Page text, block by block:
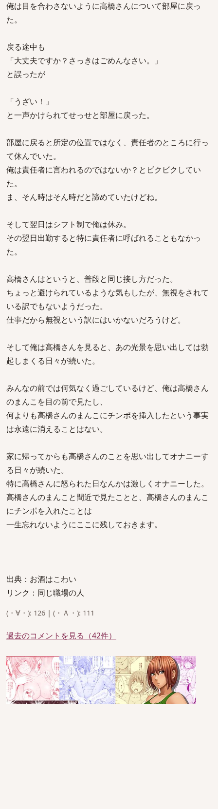
俺は目を合わさないように高橋さんについて部屋に戻っ
た。
戻る途中も
「大丈夫ですか？さっきはごめんなさい。」
と誤ったが
「うざい！」
と一声かけられてせっせと部屋に戻った。
部屋に戻ると所定の位置ではなく、責任者のところに行っ
て休んでいた。
俺は責任者に言われるのではないか？とビクビクしてい
た。
ま、そん時はそん時だと諦めていたけどね。
そして翌日はシフト制で俺は休み。
その翌日出勤すると特に責任者に呼ばれることもなかっ
た。
高橋さんはというと、普段と同じ接し方だった。
ちょっと避けられているような気もしたが、無視をされて
いる訳でもないようだった。
仕事だから無視という訳にはいかないだろうけど。
そして俺は高橋さんを見ると、あの光景を思い出しては勃
起しまくる日々が続いた。
みんなの前では何気なく過ごしているけど、俺は高橋さん
のまんこを目の前で見たし、
何よりも高橋さんのまんこにチンポを挿入したという事実
は永遠に消えることはない。
家に帰ってからも高橋さんのことを思い出してオナニーす
る日々が続いた。
特に高橋さんに怒られた日なんかは激しくオナニーした。
高橋さんのまんこと間近で見たことと、高橋さんのまんこ
にチンポを入れたことは
一生忘れないようにここに残しておきます。
出典：お酒はこわい
リンク：同じ職場の人
(・∀・): 126 | (・Ａ・): 111
過去のコメントを見る（42件）